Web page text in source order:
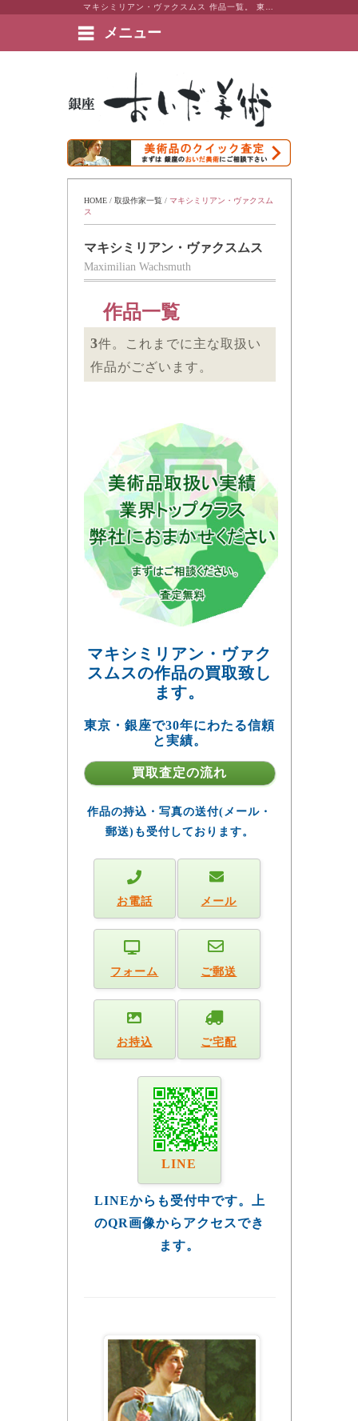
メニュー
絵画など美術品の販売と買取 | 東京・銀座 おいだ美術
HOME / 取扱作家一覧 / マキシミリアン・ヴァクスム
ス
マキシミリアン・ヴァクスムス
Maximilian Wachsmuth
作品一覧
3件。これまでに主な取扱い
作品がございます。
マキシミリアン・ヴァク
スムスの作品の買取致し
ます。
東京・銀座で30年にわたる信頼
と実績。
買取査定の流れ
作品の持込・写真の送付(メール・
郵送)も受付しております。
お電話 メール
フォーム ご郵送
お持込 ご宅配
LINE
LINEからも受付中です。上
のQR画像からアクセスでき
ます。